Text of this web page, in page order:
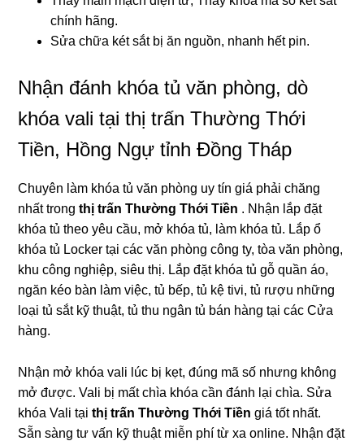
chính hãng.
Sửa chữa két sắt bị ăn nguồn, nhanh hết pin.
Nhận đánh khóa tủ văn phòng, dò
khóa vali tại thị trấn Thường Thới
Tiền, Hồng Ngự tỉnh Đồng Tháp
Chuyên làm khóa tủ văn phòng uy tín giá phải chăng
nhất trongthị trấn Thường Thới Tiền . Nhận lắp đặt
khóa tủ theo yêu cầu, mở khóa tủ, làm khóa tủ. Lắp ổ
khóa tủ Locker tại các văn phòng công ty, tòa văn phòng,
khu công nghiệp, siêu thị. Lắp đặt khóa tủ gỗ quần áo,
ngăn kéo bàn làm việc, tủ bếp, tủ kệ tivi, tủ rượu những
loại tủ sắt kỹ thuật, tủ thu ngân tủ bán hàng tại các Cửa
hàng.
Nhận mở khóa vali lúc bị kẹt, đúng mã số nhưng không
mở được. Vali bị mất chìa khóa cần đánh lại chìa. Sửa
khóa Vali tạithị trấn Thường Thới Tiềngiá tốt nhất.
Sẵn sàng tư vấn kỹ thuật miễn phí từ xa online. Nhận đặt